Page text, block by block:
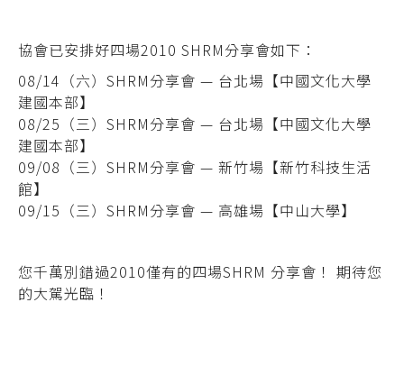
協會已安排好四場2010 SHRM分享會如下：
08/14（六）SHRM分享會 — 台北場【中國文化大學
建國本部】
08/25（三）SHRM分享會 — 台北場【中國文化大學
建國本部】
09/08（三）SHRM分享會 — 新竹場【新竹科技生活
館】
09/15（三）SHRM分享會 — 高雄場【中山大學】
您千萬別錯過2010僅有的四場SHRM 分享會！ 期待您
的大駕光臨！